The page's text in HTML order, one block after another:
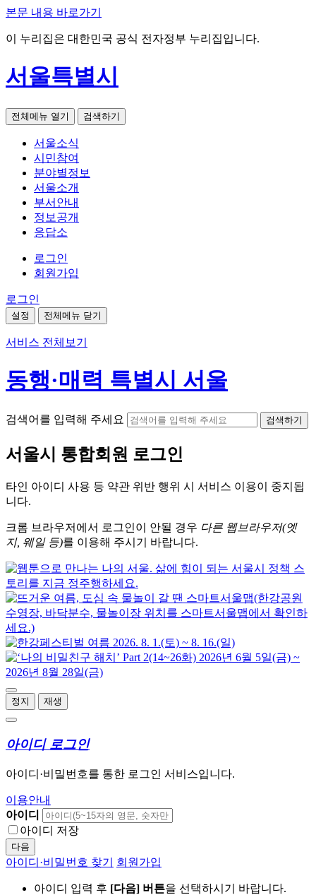
본문 내용 바로가기
이 누리집은 대한민국 공식 전자정부 누리집입니다.
서울특별시
전체메뉴 열기 검색하기
서울소식
시민참여
분야별정보
서울소개
부서안내
정보공개
응답소
로그인
회원가입
로그인
설정 전체메뉴 닫기
서비스 전체보기
동행·매력 특별시 서울
검색어를 입력해 주세요 검색하기
서울시 통합회원 로그인
타인 아이디 사용 등 약관 위반 행위 시 서비스 이용이 중지됩
니다.
크롬 브라우저에서 로그인이 안될 경우 다른 웹브라우저(엣
지, 웨일 등)를 이용해 주시기 바랍니다.
정지 재생
아이디 로그인
아이디·비밀번호를 통한 로그인 서비스입니다.
이용안내
아이디
아이디 저장
다음
아이디·비밀번호 찾기 회원가입
아이디 입력 후 [다음] 버튼을 선택하시기 바랍니다.